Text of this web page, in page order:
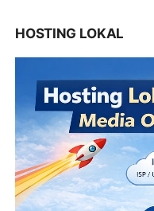
HOSTING LOKAL